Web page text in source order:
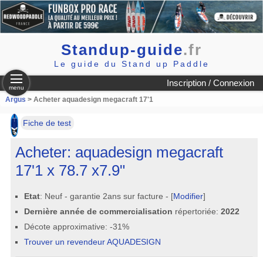
Standup-guide.fr
Le guide du Stand up Paddle
Inscription / Connexion
menu
Argus > Acheter aquadesign megacraft 17'1
Fiche de test
Acheter: aquadesign megacraft
17'1 x 78.7 x7.9"
Etat: Neuf - garantie 2ans sur facture - [Modifier]
Dernière année de commercialisation répertoriée:2022
Décote approximative: -31%
Trouver un revendeur AQUADESIGN